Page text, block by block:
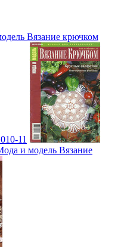
Вязание крючком
11
и модель Вязание